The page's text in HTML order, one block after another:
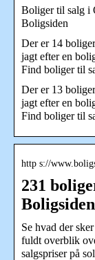
Boliger til salg i
Boligsiden
Der er 14
jagt efter en
Find boliger til
Der er 13
jagt efter en
Find boliger til
http s://
231
Boligsiden
Se hvad der
fuldt overblik
salgspriser på